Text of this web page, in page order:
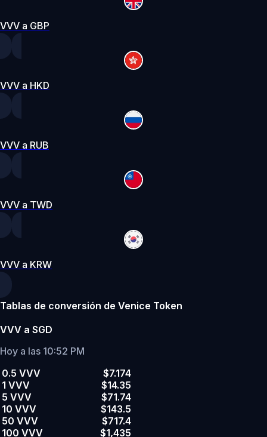
VVV a GBP
VVV a HKD
VVV a RUB
VVV a TWD
VVV a KRW
Tablas de conversión de Venice Token
VVV a SGD
Hoy a las 10:52 PM
0.5 VVV
$7.174
1 VVV
$14.35
5 VVV
$71.74
10 VVV
$143.5
50 VVV
$717.4
100 VVV
$1,435